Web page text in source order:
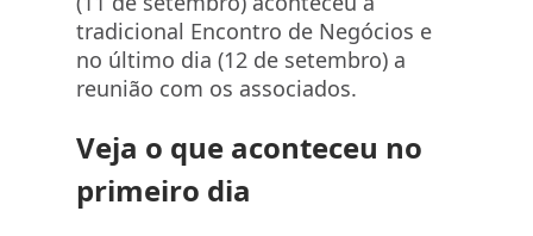
tradicional Encontro de Negócios e
no último dia (12 de setembro) a
reunião com os associados.
Veja o que aconteceu no
primeiro dia